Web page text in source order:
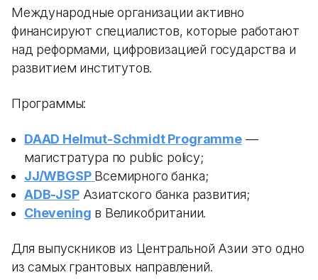
Международные организации активно
финансируют специалистов, которые работают
над реформами, цифровизацией государства и
развитием институтов.
Программы:
DAAD Helmut-Schmidt Programme—
магистратура по public policy;
JJ/WBGSP Всемирного банка;
ADB-JSPАзиатского банка развития;
Chevening в Великобритании.
Для выпускников из Центральной Азии это одно
из самых грантовых направлений.